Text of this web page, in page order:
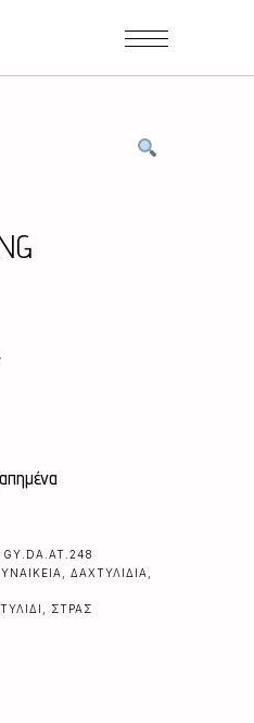
GY.DA.AT.248
ΔΑΧΤΥΛΊΔΙΑ
ΣΤΡΑΣ